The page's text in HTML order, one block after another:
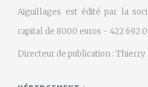
Aiguillages est édité par la
capital de 8000 euros - 422 692
Directeur de publication : Thierry